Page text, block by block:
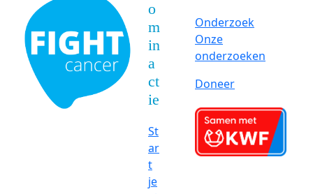
o
m
in
a
ct
ie
St
ar
t
je
Onderzoek
Onze
onderzoeken
Doneer